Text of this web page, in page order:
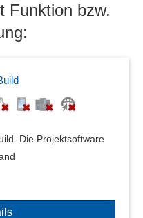
Funktion bzw.
Die Projektsoftware